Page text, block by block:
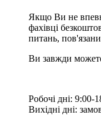
Якщо Ви не
фахівці
питань,
Ви завжди
Робочі дні: 9:00-
Вихідні дні: